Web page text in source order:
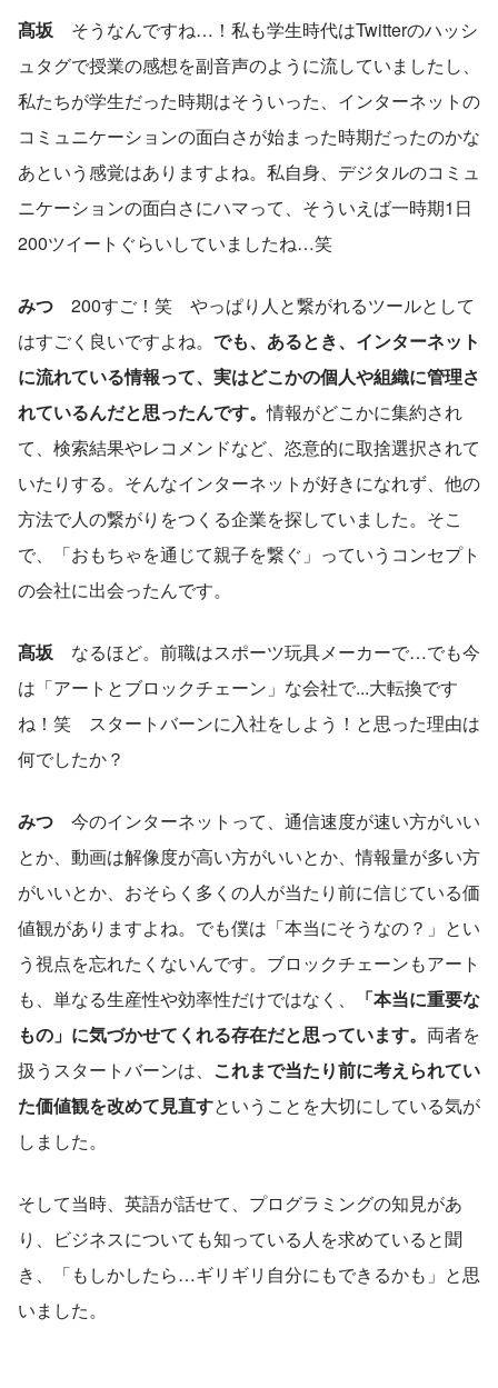
髙坂 そうなんですね…！私も学生時代はTwitterのハッシ
ュタグで授業の感想を副音声のように流していましたし、
私たちが学生だった時期はそういった、インターネットの
コミュニケーションの面白さが始まった時期だったのかな
あという感覚はありますよね。私自身、デジタルのコミュ
ニケーションの面白さにハマって、そういえば一時期1日
200ツイートぐらいしていましたね…笑
みつ 200すご！笑　やっぱり人と繋がれるツールとして
はすごく良いですよね。 でも、あるとき、インターネット
に流れている情報って、実はどこかの個人や組織に管理さ
れているんだと思ったんです。情報がどこかに集約され
て、検索結果やレコメンドなど、恣意的に取捨選択されて
いたりする。そんなインターネットが好きになれず、他の
方法で人の繋がりをつくる企業を探していました。そこ
で、「おもちゃを通じて親子を繋ぐ」っていうコンセプト
の会社に出会ったんです。
髙坂 なるほど。前職はスポーツ玩具メーカーで…でも今
は「アートとブロックチェーン」な会社で...大転換です
ね！笑　スタートバーンに入社をしよう！と思った理由は
何でしたか？
みつ 今のインターネットって、通信速度が速い方がいい
とか、動画は解像度が高い方がいいとか、情報量が多い方
がいいとか、おそらく多くの人が当たり前に信じている価
値観がありますよね。でも僕は「本当にそうなの？」とい
う視点を忘れたくないんです。ブロックチェーンもアート
も、単なる生産性や効率性だけではなく、
「本当に重要な
もの」に気づかせてくれる存在だと思っています。 両者を
扱うスタートバーンは、 これまで当たり前に考えられてい
た価値観を改めて見直すということを大切にしている気が
しました。
そして当時、英語が話せて、プログラミングの知見があ
り、ビジネスについても知っている人を求めていると聞
き、「もしかしたら…ギリギリ自分にもできるかも」と思
いました。